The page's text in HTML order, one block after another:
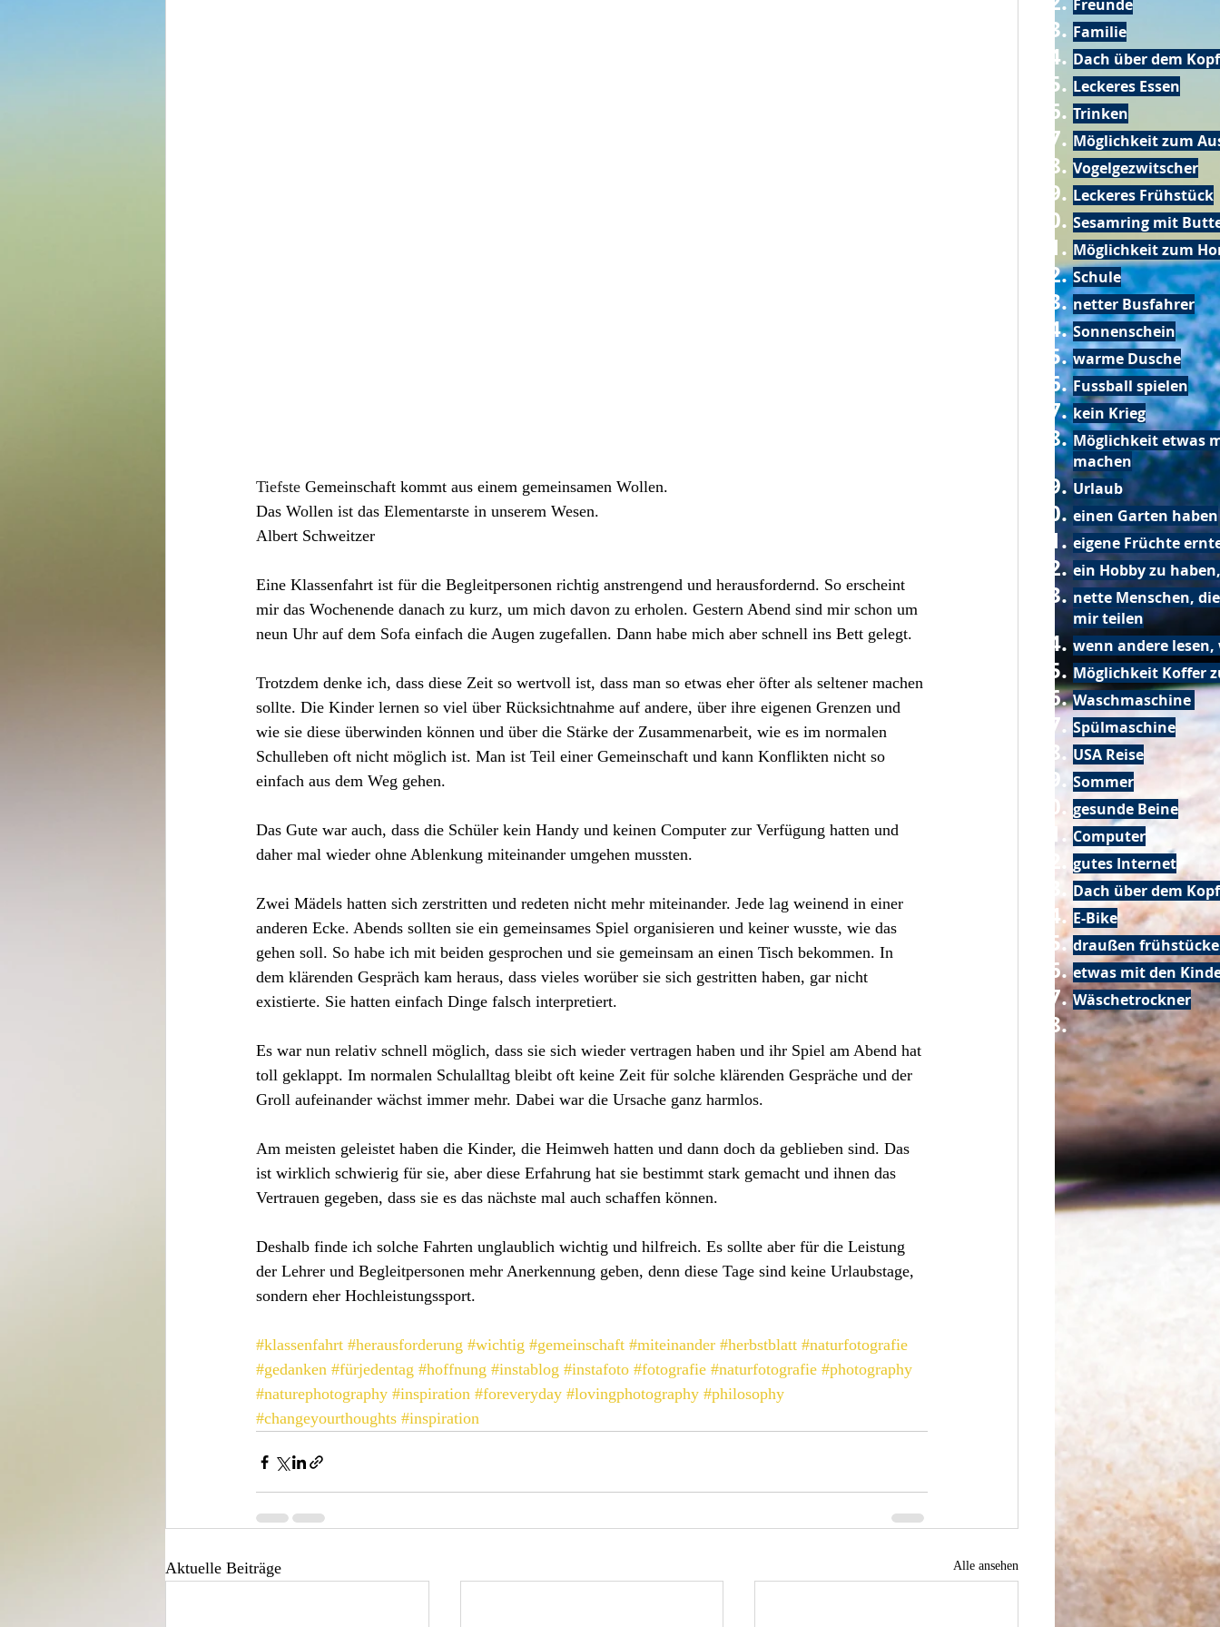
Tiefste Gemeinschaft kommt aus einem gemeinsamen Wollen.
Das Wollen ist das Elementarste in unserem Wesen.
Albert Schweitzer
Eine Klassenfahrt ist für die Begleitpersonen richtig anstrengend und herausfordernd. So erscheint
mir das Wochenende danach zu kurz, um mich davon zu erholen. Gestern Abend sind mir schon um
neun Uhr auf dem Sofa einfach die Augen zugefallen. Dann habe mich aber schnell ins Bett gelegt.
Trotzdem denke ich, dass diese Zeit so wertvoll ist, dass man so etwas eher öfter als seltener machen
sollte. Die Kinder lernen so viel über Rücksichtnahme auf andere, über ihre eigenen Grenzen und
wie sie diese überwinden können und über die Stärke der Zusammenarbeit, wie es im normalen
Schulleben oft nicht möglich ist. Man ist Teil einer Gemeinschaft und kann Konflikten nicht so
einfach aus dem Weg gehen.
Das Gute war auch, dass die Schüler kein Handy und keinen Computer zur Verfügung hatten und
daher mal wieder ohne Ablenkung miteinander umgehen mussten.
Zwei Mädels hatten sich zerstritten und redeten nicht mehr miteinander. Jede lag weinend in einer
anderen Ecke. Abends sollten sie ein gemeinsames Spiel organisieren und keiner wusste, wie das
gehen soll. So habe ich mit beiden gesprochen und sie gemeinsam an einen Tisch bekommen. In
dem klärenden Gespräch kam heraus, dass vieles worüber sie sich gestritten haben, gar nicht
existierte. Sie hatten einfach Dinge falsch interpretiert.
Es war nun relativ schnell möglich, dass sie sich wieder vertragen haben und ihr Spiel am Abend hat
toll geklappt. Im normalen Schulalltag bleibt oft keine Zeit für solche klärenden Gespräche und der
Groll aufeinander wächst immer mehr. Dabei war die Ursache ganz harmlos.
Am meisten geleistet haben die Kinder, die Heimweh hatten und dann doch da geblieben sind. Das
ist wirklich schwierig für sie, aber diese Erfahrung hat sie bestimmt stark gemacht und ihnen das
Vertrauen gegeben, dass sie es das nächste mal auch schaffen können.
Deshalb finde ich solche Fahrten unglaublich wichtig und hilfreich. Es sollte aber für die Leistung
der Lehrer und Begleitpersonen mehr Anerkennung geben, denn diese Tage sind keine Urlaubstage,
sondern eher Hochleistungssport.
#klassenfahrt #herausforderung #wichtig #gemeinschaft #miteinander #herbstblatt #naturfotografie
#gedanken #fürjedentag #hoffnung #instablog #instafoto #fotografie #naturfotografie #photography
#naturephotography #inspiration #foreveryday #lovingphotography #philosophy
#changeyourthoughts #inspiration
Aktuelle Beiträge Alle ansehen
Freunde
Familie
Dach über dem Kopf
Leckeres Essen
Trinken
Möglichkeit zum
Vogelgezwitscher
Leckeres Frühstück
Sesamring mit
Möglichkeit zum
Schule
netter Busfahrer
Sonnenschein
warme Dusche
Fussball spielen
kein Krieg
Möglichkeit etwas
machen
Urlaub
einen Garten haben
eigene Früchte
ein Hobby zu
nette Menschen,
mir teilen
wenn andere lesen,
Möglichkeit Koffer
Waschmaschine
Spülmaschine
USA Reise
Sommer
gesunde Beine
Computer
gutes Internet
Dach über dem Kopf
E-Bike
draußen
etwas mit den
Wäschetrockner